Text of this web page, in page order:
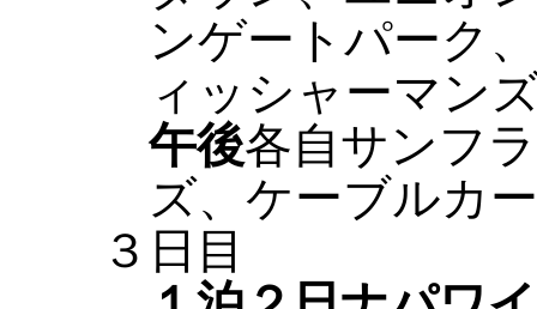
ンゲートパーク
ィッシャーマン
午後各自サンフ
ズ、ケーブルカ
３日目